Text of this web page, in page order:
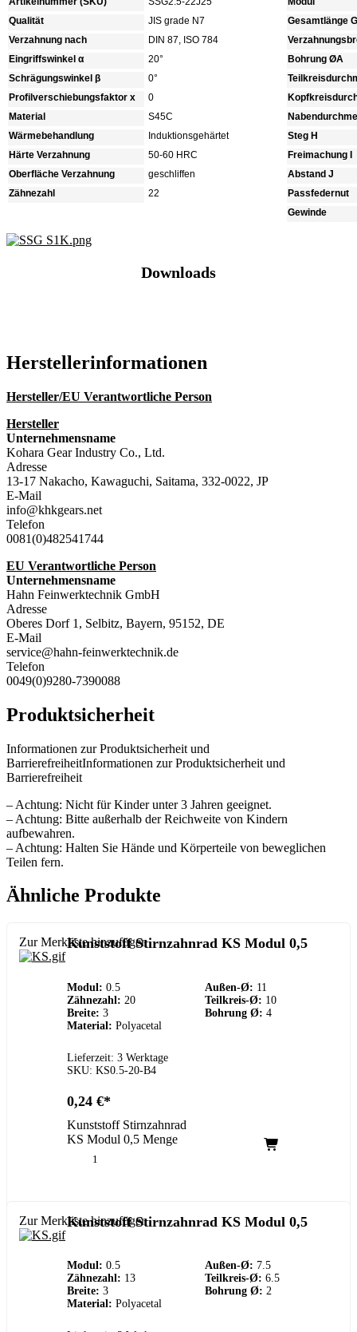
Qualität
JIS grade N7
Verzahnung nach
DIN 87, ISO 784
Eingriffswinkel α
20°
Schrägungswinkel β
0°
Profilverschiebungsfaktor x
0
Material
S45C
Wärmebehandlung
Induktionsgehärtet
Härte Verzahnung
50-60 HRC
Oberfläche Verzahnung
geschliffen
Zähnezahl
22
Gesamtlänge G
Bohrung ØA
Steg H
Freimachung I
Abstand J
Passfedernut
Gewinde
Downloads
Hersteller­informationen
Hersteller/EU Verantwortliche Person
Hersteller
Unternehmensname
Kohara Gear Industry Co., Ltd.
Adresse
13-17 Nakacho, Kawaguchi, Saitama, 332-0022, JP
E-Mail
info@khkgears.net
Telefon
0081(0)482541744
EU Verantwortliche Person
Unternehmensname
Hahn Feinwerktechnik GmbH
Adresse
Oberes Dorf 1, Selbitz, Bayern, 95152, DE
E-Mail
service@hahn-feinwerktechnik.de
Telefon
0049(0)9280-7390088
Produktsicherheit
Informationen zur Produktsicherheit und
BarrierefreiheitInformationen zur Produktsicherheit und
Barrierefreiheit
– Achtung: Nicht für Kinder unter 3 Jahren geeignet.
– Achtung: Bitte außerhalb der Reichweite von Kindern
aufbewahren.
– Achtung: Halten Sie Hände und Körperteile von beweglichen
Teilen fern.
Ähnliche Produkte
Zur Merkliste hinzufügen
Kunststoff Stirnzahnrad KS Modul 0,5
Modul: 0.5 Außen-Ø: 11
Zähnezahl: 20 Teilkreis-Ø: 10
Breite: 3 Bohrung Ø: 4
Material: Polyacetal
Lieferzeit: 3 Werktage
SKU: KS0.5-20-B4
0,24 €
Kunststoff Stirnzahnrad
KS Modul 0,5 Menge
Zur Merkliste hinzufügen
Kunststoff Stirnzahnrad KS Modul 0,5
Modul: 0.5 Außen-Ø: 7.5
Zähnezahl: 13 Teilkreis-Ø: 6.5
Breite: 3 Bohrung Ø: 2
Material: Polyacetal